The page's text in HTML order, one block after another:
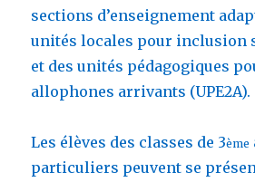
sections d’enseignement
unités locales pour inclusion
et des unités pédagogiques
allophones arrivants (UPE2A).
Les élèves des classes de 3ème
particuliers peuvent se